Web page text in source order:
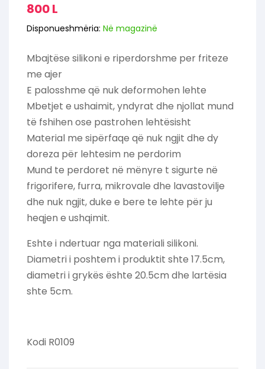
800L
Disponueshmëria: Në magazinë
Mbajtëse silikoni e riperdorshme per friteze
me ajer
E palosshme që nuk deformohen lehte
Mbetjet e ushaimit, yndyrat dhe njollat mund
të fshihen ose pastrohen lehtësisht
Material me sipërfaqe që nuk ngjit dhe dy
doreza për lehtesim ne perdorim
Mund te perdoret në mënyre t sigurte në
frigorifere, furra, mikrovale dhe lavastovilje
dhe nuk ngjit, duke e bere te lehte për ju
heqjen e ushqimit.
Eshte i ndertuar nga materiali silikoni.
Diametri i poshtem i produktit shte 17.5cm,
diametri i grykës ështe 20.5cm dhe lartësia
shte 5cm.
Kodi R0109